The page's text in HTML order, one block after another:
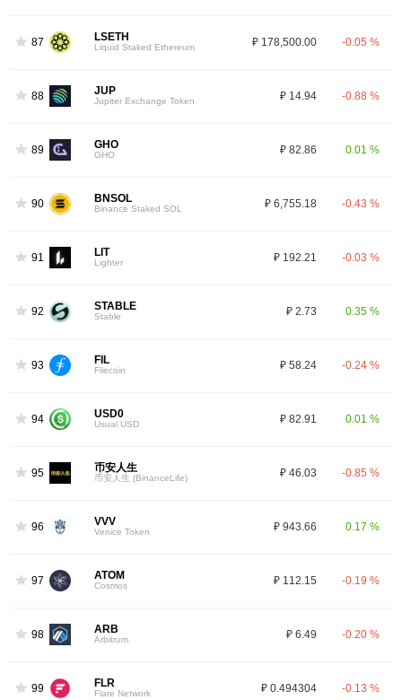
87 LSETH
Liquid Staked Ethereum ₽ 178,500.00 -0.05 %
88 JUP
Jupiter Exchange Token ₽ 14.94 -0.88 %
89 GHO
GHO ₽ 82.86 0.01 %
90 BNSOL
Binance Staked SOL ₽ 6,755.18 -0.43 %
91 LIT
Lighter ₽ 192.21 -0.03 %
92 STABLE
Stable ₽ 2.73 0.35 %
93 FIL
Filecoin ₽ 58.24 -0.24 %
94 USD0
Usual USD ₽ 82.91 0.01 %
95 币安人生
币安人生 (BinanceLife) ₽ 46.03 -0.85 %
96 VVV
Venice Token ₽ 943.66 0.17 %
97 ATOM
Cosmos ₽ 112.15 -0.19 %
98 ARB
Arbitrum ₽ 6.49 -0.20 %
99 FLR
Flare Network ₽ 0.494304 -0.13 %